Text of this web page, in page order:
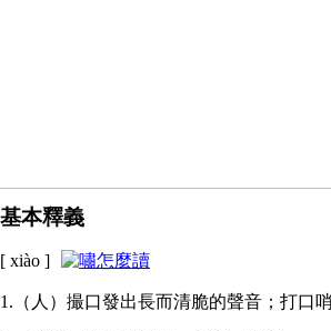
基本釋義
[ xiào ]
1.（人）撮口發出長而清脆的聲音；打口